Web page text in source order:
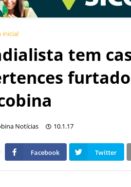
inicial
tem
Notícias 10.1.17
Facebook Twitter